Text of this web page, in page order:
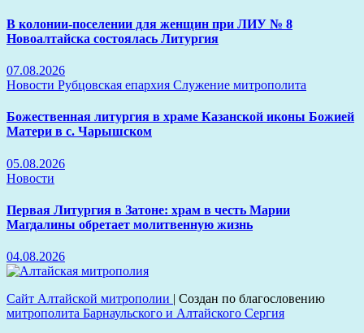
В колонии-поселении для женщин при ЛИУ № 8
Новоалтайска состоялась Литургия
07.08.2026
Новости Рубцовская епархия Служение митрополита
Божественная литургия в храме Казанской иконы Божией
Матери в с. Чарышском
05.08.2026
Новости
Первая Литургия в Затоне: храм в честь Марии
Магдалины обретает молитвенную жизнь
04.08.2026
Сайт Алтайской митрополии | Создан по благословению
митрополита Барнаульского и Алтайского Сергия